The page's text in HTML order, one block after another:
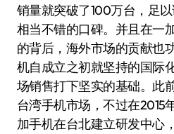
销量就突破了100万台，足
相当不错的口碑。并且在一
的背后，海外市场的贡献也
机自成立之初就坚持的国际
场销售打下坚实的基础。此
台湾手机市场，不过在2015
加手机在台北建立研发中心